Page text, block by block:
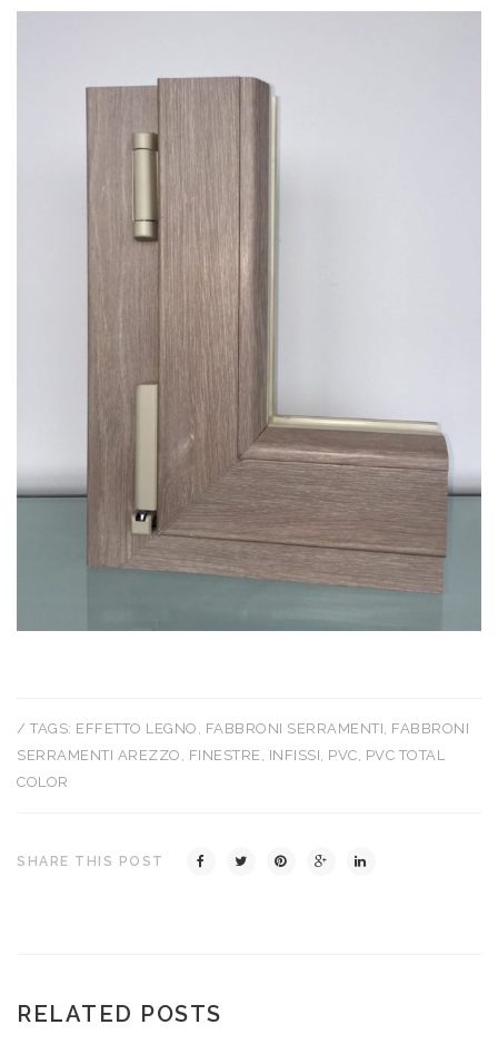
/ TAGS: EFFETTO LEGNO , FABBRONI SERRAMENTI, FABBRONI
SERRAMENTI AREZZO , FINESTRE , INFISSI, PVC, PVC TOTAL
COLOR
SHARE THIS POST
RELATED POSTS